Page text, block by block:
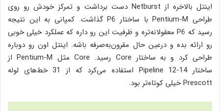
اینتل بالاخره از Netburst دست برداشت و تمرکز خودش رو روی
طراحی Pentium-M با ساختار P6 گذاشت. کمپانی به این نتیجه
رسید که P6 معقولانه‌تره و ظرفیت این رو داره که عملکرد خیلی خوبی
رو ارائه بده و درعین حال مقرون‌به‌صرفه باشه. اینتل اون رو دوباره
طراحی کرد و به ساختار Core رسید. Core مثل Pentium-M از
ساختار Pipeline 12-14 استفاده می‌کرد که از 31 خط‌های لوله
Prescott خیلی کوتاه‌تر بود.